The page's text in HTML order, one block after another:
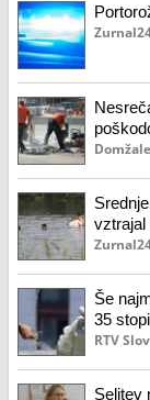
vztrajal
Še
35
RTV
Selitev